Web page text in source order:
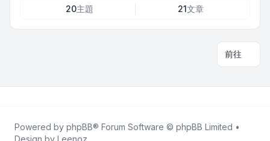
20主題 21文章
前往
Powered by phpBB® Forum Software © phpBB Limited •
Design by Leenoz